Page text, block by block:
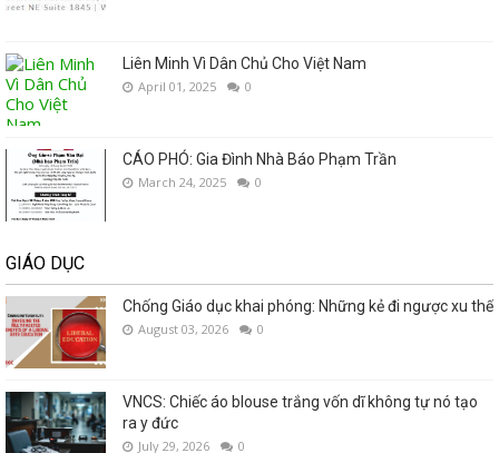
Liên Minh Vì Dân Chủ Cho Việt Nam
April 01, 2025 0
CÁO PHÓ: Gia Đình Nhà Báo Phạm Trần
March 24, 2025 0
GIÁO DỤC
Chống Giáo dục khai phóng: Những kẻ đi ngược xu thế
August 03, 2026 0
VNCS: Chiếc áo blouse trắng vốn dĩ không tự nó tạo
ra y đức
July 29, 2026 0